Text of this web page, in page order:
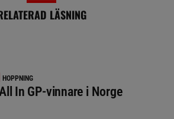
LÄSNING
HOPPNING
In GP-vinnare i Norge